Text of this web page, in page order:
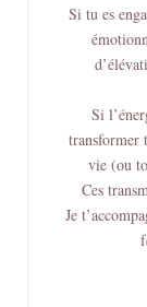
Si tu es
Si
transformer
vie (ou
Ces
Je